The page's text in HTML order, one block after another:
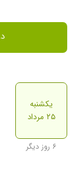
یکشنبه
۲۵ مرداد
۶ روز دیگر